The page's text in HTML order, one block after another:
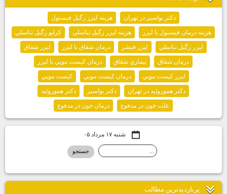
دكتر بواسير در تهران هزينه ليزر زگيل فيستول
هزينه درمان فيستول با ليزر هزينه ليزر زگيل تناسلي كرايو زگيل تناسلي
ليزر زگيل تناسلي ليزر فيشر درمان شقاق با ليزر ليزر شقاق
درمان شقاق بيماري شقاق درمان كيست مويي با ليزر
ليزر كيست مويي درمان كيست مويي كيست مويي
دكتر هموروئيد در تهران دكتر بواسير دكتر هموروئيد
علت خون در مدفوع درمان خون در مدفوع
شنبه ۱۷ مرداد ۰۵
پربازديدترين مطالب